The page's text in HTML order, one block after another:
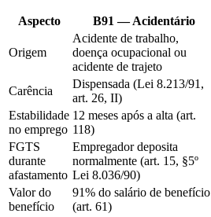
Aspecto B91 — Acidentário
Origem
Acidente de trabalho,
doença ocupacional ou
acidente de trajeto
Carência
Dispensada (Lei 8.213/91,
art. 26, II)
Estabilidade
no emprego
12 meses após a alta (art.
118)
FGTS
durante
afastamento
Empregador deposita
normalmente (art. 15, §5º
Lei 8.036/90)
Valor do
benefício
91% do salário de benefício
(art. 61)